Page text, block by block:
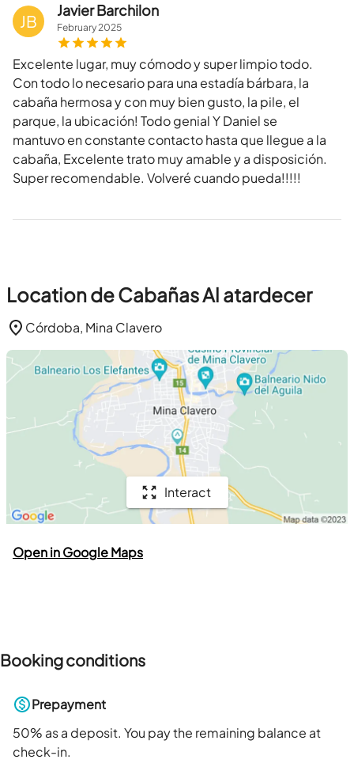
JB
Javier Barchilon
February2025
Excelente lugar, muy cómodo y super limpio todo.
Con todo lo necesario para una estadía bárbara, la
cabaña hermosa y con muy bien gusto, la pile, el
parque, la ubicación! Todo genial Y Daniel se
mantuvo en constante contacto hasta que llegue a la
cabaña, Excelente trato muy amable y a disposición.
Super recomendable. Volveré cuando pueda!!!!!
Location de Cabañas Al atardecer
Córdoba, Mina Clavero
Interact
Open in Google Maps
Booking conditions
Prepayment
50% as a deposit. You pay the remaining balance at
check-in.